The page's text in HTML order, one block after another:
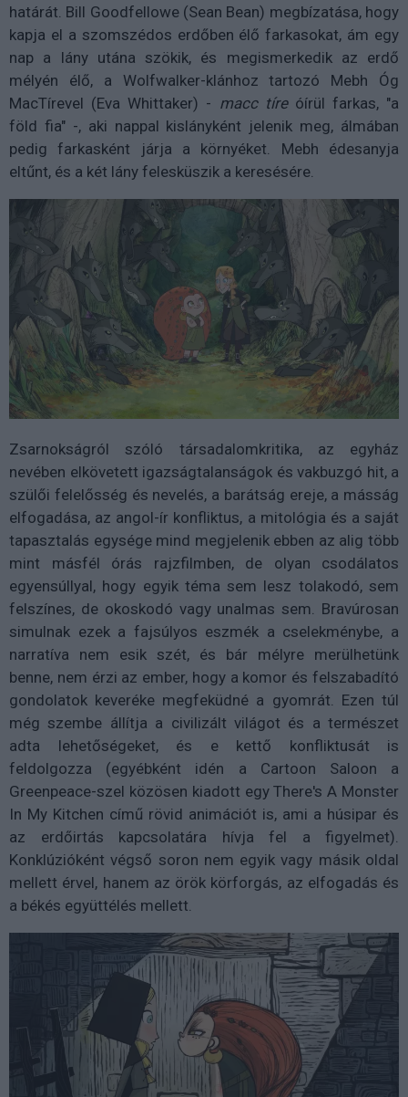
határát. Bill Goodfellowe (Sean Bean) megbízatása, hogy
kapja el a szomszédos erdőben élő farkasokat, ám egy
nap a lány utána szökik, és megismerkedik az erdő
mélyén élő, a Wolfwalker-klánhoz tartozó Mebh Óg
MacTírevel (Eva Whittaker) - macc tíreóírül farkas, "a
föld fia" -, aki nappal kislányként jelenik meg, álmában
pedig farkasként járja a környéket. Mebh édesanyja
eltűnt, és a két lány felesküszik a keresésére.
Zsarnokságról szóló társadalomkritika, az egyház
nevében elkövetett igazságtalanságok és vakbuzgó hit, a
szülői felelősség és nevelés, a barátság ereje, a másság
elfogadása, az angol-ír konfliktus, a mitológia és a saját
tapasztalás egysége mind megjelenik ebben az alig több
mint másfél órás rajzfilmben, de olyan csodálatos
egyensúllyal, hogy egyik téma sem lesz tolakodó, sem
felszínes, de okoskodó vagy unalmas sem. Bravúrosan
simulnak ezek a fajsúlyos eszmék a cselekménybe, a
narratíva nem esik szét, és bár mélyre merülhetünk
benne, nem érzi az ember, hogy a komor és felszabadító
gondolatok keveréke megfeküdné a gyomrát. Ezen túl
még szembe állítja a civilizált világot és a természet
adta lehetőségeket, és e kettő konfliktusát is
feldolgozza (egyébként idén a Cartoon Saloon a
Greenpeace-szel közösen kiadott egy There's A Monster
In My Kitchen című rövid animációt is, ami a húsipar és
az erdőirtás kapcsolatára hívja fel a figyelmet).
Konklúzióként végső soron nem egyik vagy másik oldal
mellett érvel, hanem az örök körforgás, az elfogadás és
a békés együttélés mellett.